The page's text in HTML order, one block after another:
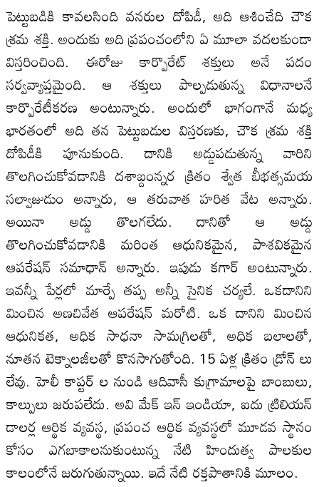
పెట్టుబడికి కావలసింది వనరుల దోపిడీ, అది ఆశించేది చౌక
శ్రమ శక్తి. అందుకు అది ప్రపంచంలోని ఏ మూలా వదలకుండా
విస్తరించింది. ఈరోజు కార్పొరేట్ శక్తులు అనే పదం
సర్వవ్యాప్తమైంది. ఆ శక్తులు పాల్పడుతున్న విధానాలనే
కార్పొరేటీకరణ అంటున్నారు. అందులో భాగంగానే మధ్య
భారతంలో అది తన పెట్టుబడుల విస్తరణకు, చౌక శ్రమ శక్తి
దోపిడీకి పూనుకుంది. దానికి అడ్డుపడుతున్న వారిని
తొలగించుకోవడానికి దశాబ్దంన్నర క్రితం శ్వేత బీభత్సమయ
సల్వాజుడుం అన్నారు, ఆ తరువాత హరిత వేట అన్నారు.
అయినా అడ్డు తొలగలేదు. దానితో ఆ అడ్డు
తొలగించుకోవడానికి మరింత ఆధునికమైన, పాశవికమైన
ఆపరేషన్ సమాధాన్ అన్నారు. ఇపుడు కగార్ అంటున్నారు.
ఇవన్నీ పేర్లలో మార్పే తప్ప అన్నీ సైనిక చర్యలే. ఒకదానిని
మించిన అణచివేత ఆపరేషన్ మరోటి. ఒక దానిని మించిన
ఆధునికత, అధిక సాధనా సామగ్రిలతో, అధిక బలాలతో,
నూతన టెక్నాలజీలతో కొనసాగుతోంది. 15 ఏళ్ల క్రితం డ్రోన్ లు
లేవు. హెలీ కాప్టర్ ల నుండి ఆదివాసీ కుగ్రామాలపై బాంబులు,
కాల్పులు జరుపలేదు. అవి మేక్ ఇన్ ఇండియా, ఐదు ట్రిలియన్
డాలర్ల ఆర్థిక వ్యవస్థ, ప్రపంచ ఆర్థిక వ్యవస్థలో మూడవ స్థానం
కోసం ఎగబాకాలనుకుంటున్న నేటి హిందుత్వ పాలకుల
కాలంలోనే జరుగుతున్నాయి. ఇదే నేటి రక్తపాతానికి మూలం.